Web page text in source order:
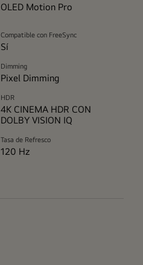
OLED Motion Pro
Compatible con FreeSync
Sí
Dimming
Pixel Dimming
HDR
4K CINEMA HDR CON
DOLBY VISION IQ
Tasa de Refresco
120 Hz